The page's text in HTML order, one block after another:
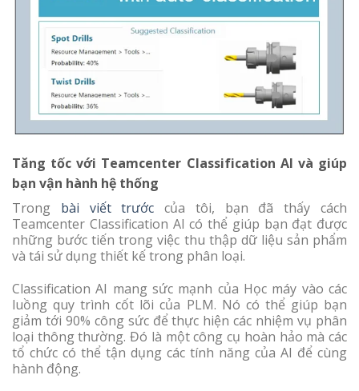
Tăng tốc với Teamcenter Classification AI và giúp
bạn vận hành hệ thống
Trong bài viết trước của tôi, bạn đã thấy cách
Teamcenter Classification AI có thể giúp bạn đạt được
những bước tiến trong việc thu thập dữ liệu sản phẩm
và tái sử dụng thiết kế trong phân loại.
Classification AI mang sức mạnh của Học máy vào các
luồng quy trình cốt lõi của PLM. Nó có thể giúp bạn
giảm tới 90% công sức để thực hiện các nhiệm vụ phân
loại thông thường. Đó là một công cụ hoàn hảo mà các
tổ chức có thể tận dụng các tính năng của AI để cùng
hành động.